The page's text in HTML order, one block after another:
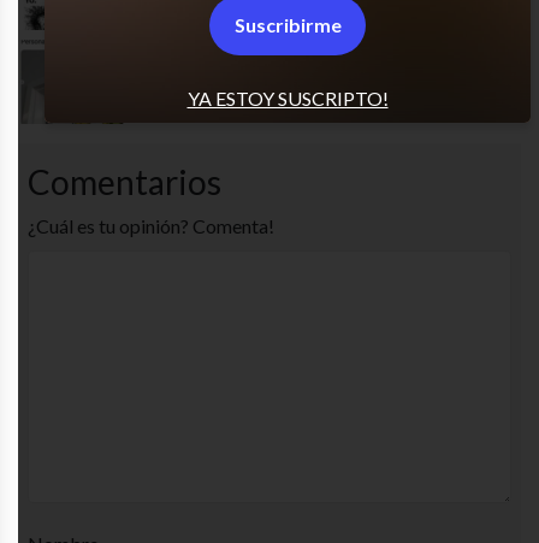
Comentarios
¿Cuál es tu opinión? Comenta!
YA ESTOY SUSCRIPTO!
Suscribirme